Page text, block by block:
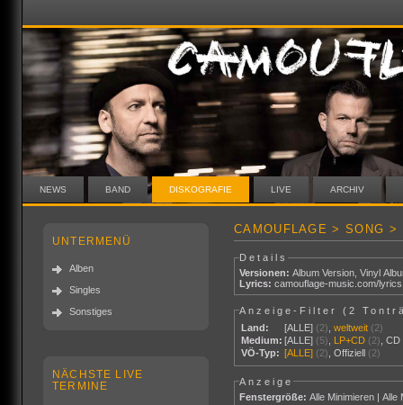
NEWS BAND DISKOGRAFIE LIVE ARCHIV
UNTERMENÜ
Alben
Singles
Sonstiges
NÄCHSTE LIVE
TERMINE
CAMOUFLAGE > SONG >
Details
Versionen: Album Version,Vinyl
Lyrics: camouflage-music.com/
Anzeige-Filter (2
Land:
[ALLE] (2) ,weltweit (2)
Medium: [ALLE] (5) LP+CD (2) ,CD
VÖ-Typ: [ALLE] (2) ,Offiziell (2)
Anzeige
Fenstergröße: Alle Minimieren |Alle